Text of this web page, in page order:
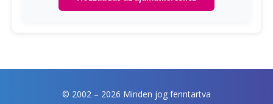
© 2002 – 2026 Minden jog fenntartva